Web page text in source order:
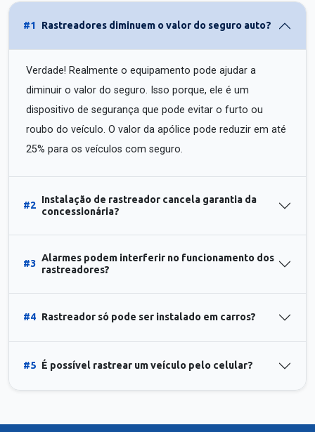
#1 Rastreadores diminuem o valor do seguro auto?
Verdade! Realmente o equipamento pode ajudar a
diminuir o valor do seguro. Isso porque, ele é um
dispositivo de segurança que pode evitar o furto ou
roubo do veículo. O valor da apólice pode reduzir em até
25% para os veículos com seguro.
#2
Instalação de rastreador cancela garantia da
concessionária?
#3
Alarmes podem interferir no funcionamento dos
rastreadores?
#4 Rastreador só pode ser instalado em carros?
#5 É possível rastrear um veículo pelo celular?